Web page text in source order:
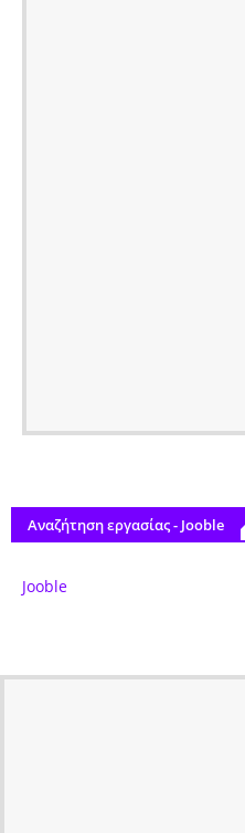
Αναζήτηση εργασίας - Jooble
Jooble